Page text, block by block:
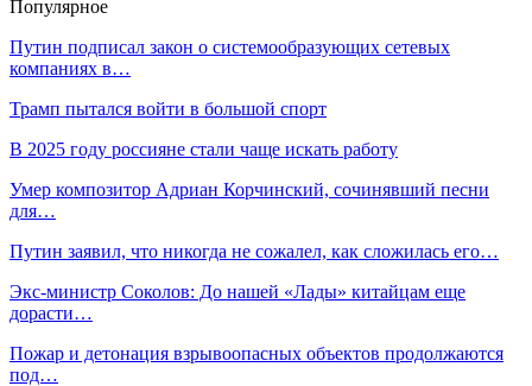
Популярное
Путин подписал закон о системообразующих сетевых
компаниях в…
Трамп пытался войти в большой спорт
В 2025 году россияне стали чаще искать работу
Умер композитор Адриан Корчинский, сочинявший песни
для…
Путин заявил, что никогда не сожалел, как сложилась его…
Экс-министр Соколов: До нашей «Лады» китайцам еще
дорасти…
Пожар и детонация взрывоопасных объектов продолжаются
под…